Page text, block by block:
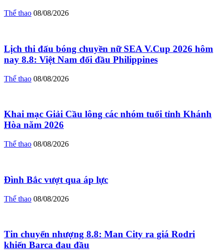
Thể thao 08/08/2026
Lịch thi đấu bóng chuyền nữ SEA V.Cup 2026 hôm
nay 8.8: Việt Nam đối đầu Philippines
Thể thao 08/08/2026
Khai mạc Giải Cầu lông các nhóm tuổi tỉnh Khánh
Hòa năm 2026
Thể thao 08/08/2026
Đình Bắc vượt qua áp lực
Thể thao 08/08/2026
Tin chuyển nhượng 8.8: Man City ra giá Rodri
khiến Barca đau đầu